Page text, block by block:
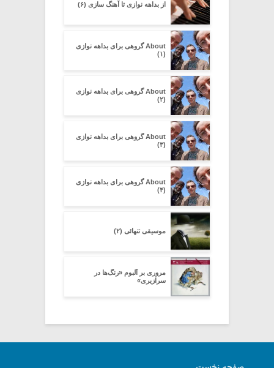
از بداهه نوازی تا آهنگ سازی (۶)
About گروهی برای بداهه نوازی
(۱)
About گروهی برای بداهه نوازی
(۲)
About گروهی برای بداهه نوازی
(۳)
About گروهی برای بداهه نوازی
(۴)
موسیقی تنهائی (۲)
مروری بر آلبوم «رنگ‌ها در
سرازیری»